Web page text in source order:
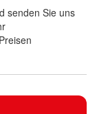
senden Sie uns